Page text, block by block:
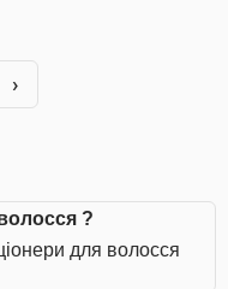
›
?
для волосся